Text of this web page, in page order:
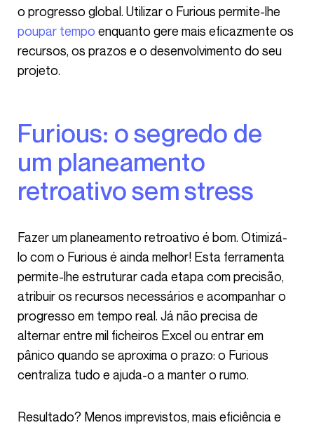
o progresso global. Utilizar o Furious permite-lhe
poupar tempo enquanto gere mais eficazmente os
recursos, os prazos e o desenvolvimento do seu
projeto.
Furious: o segredo de
um planeamento
retroativo sem stress
Fazer um planeamento retroativo é bom. Otimizá-
lo com o Furious é ainda melhor! Esta ferramenta
permite-lhe estruturar cada etapa com precisão,
atribuir os recursos necessários e acompanhar o
progresso em tempo real. Já não precisa de
alternar entre mil ficheiros Excel ou entrar em
pânico quando se aproxima o prazo: o Furious
centraliza tudo e ajuda-o a manter o rumo.
Resultado? Menos imprevistos, mais eficiência e